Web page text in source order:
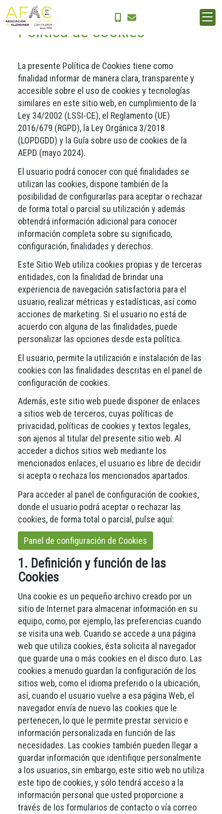
Política de cookies
La presente Política de Cookies tiene como
finalidad informar de manera clara, transparente y
accesible sobre el uso de cookies y tecnologías
similares en este sitio web, en cumplimiento de la
Ley 34/2002 (LSSI-CE), el Reglamento (UE)
2016/679 (RGPD), la Ley Orgánica 3/2018
(LOPDGDD) y la Guía sobre uso de cookies de la
AEPD (mayo 2024).
El usuario podrá conocer con qué finalidades se
utilizan las cookies, dispone también de la
posibilidad de configurarlas para aceptar o rechazar
de forma total o parcial su utilización y además
obtendrá información adicional para conocer
información completa sobre su significado,
configuración, finalidades y derechos.
Este Sitio Web utiliza cookies propias y de terceras
entidades, con la finalidad de brindar una
experiencia de navegación satisfactoria para el
usuario, realizar métricas y estadísticas, así como
acciones de marketing. Si el usuario no está de
acuerdo con alguna de las finalidades, puede
personalizar las opciones desde esta política.
El usuario, permite la utilización e instalación de las
cookies con las finalidades descritas en el panel de
configuración de cookies.
Además, este sitio web puede disponer de enlaces
a sitios web de terceros, cuyas políticas de
privacidad, políticas de cookies y textos legales,
son ajenos al titular del presente sitio web. Al
acceder a dichos sitios web mediante los
mencionados enlaces, el usuario es libre de decidir
si acepta o rechaza los mencionados apartados.
Para acceder al panel de configuración de cookies,
donde el usuario podrá aceptar o rechazar las
cookies, de forma total o parcial, pulse aquí:
Panel de configuración de Cookies
1. Definición y función de las
Cookies
Una cookie es un pequeño archivo creado por un
sitio de Internet para almacenar información en su
equipo, como, por ejemplo, las preferencias cuando
se visita una web. Cuando se accede a una página
web que utiliza cookies, ésta solicita al navegador
que guarde una o más cookies en el disco duro. Las
cookies a menudo guardan la configuración de los
sitios web, como el idioma preferido o la ubicación,
así, cuando el usuario vuelve a esa página Web, el
navegador envía de nuevo las cookies que le
pertenecen, lo que le permite prestar servicio e
información personalizada en función de las
necesidades. Las cookies también pueden llegar a
guardar información que identifique personalmente
a los usuarios, sin embargo, este sitio web no utiliza
este tipo de cookies, y sólo tendrá acceso a la
información personal que usted proporcione a
través de los formularios de contacto o vía correo